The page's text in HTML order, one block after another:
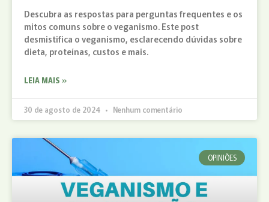
Descubra as respostas para perguntas frequentes e os
mitos comuns sobre o veganismo. Este post
desmistifica o veganismo, esclarecendo dúvidas sobre
dieta, proteínas, custos e mais.
LEIA MAIS »
30 de agosto de 2024 Nenhum comentário
OPINIÕES